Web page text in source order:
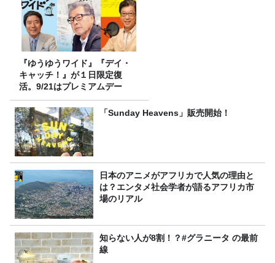
『ゆうゆうワイド』『デイ・
キャッチ！』が１日限定復
活。9/21はプレミアムデー
「Sunday Heavens」販売開始！
日本のアニメがアフリカで人気の理由と
は？エンタメ社会学者が語るアフリカ市
場のリアル
知らない人が8割！？#グラニータ の最前
線